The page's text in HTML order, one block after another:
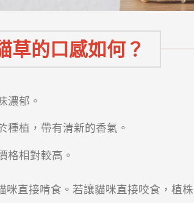
草的口感如何？
濃郁。
種植，帶有清新的香氣。
格相對較高。
咪直接啃食。若讓貓咪直接咬食，植